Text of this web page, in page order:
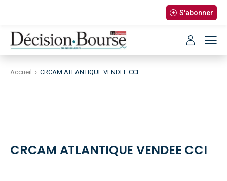
S'abonner
Accueil › CRCAM ATLANTIQUE VENDEE CCI
CRCAM ATLANTIQUE VENDEE CCI